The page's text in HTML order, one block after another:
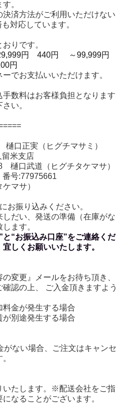
。
済方法がご利用いただけない
対応しています。
りです。
円 440円
～99,999円
円
でお支払いいただけます。
数料はお客様負担となります
い。
店
正実（ヒグチマサミ）
行 久留米支店
武道（ヒグチタケマサ）
号:77975661
マサ）
お振り込みください。
だい、発送の準備（在庫がな
ます。
“お振込み口座”をご連絡くだ
しくお願いいたします。
変更』メールをお待ち頂き、
認の上、 ご入金頂きますよう
金が発生する場合
別途発生する場合
がない場合、ご注文はキャンセ
いたします。※配送会社をご指
なることがございます。